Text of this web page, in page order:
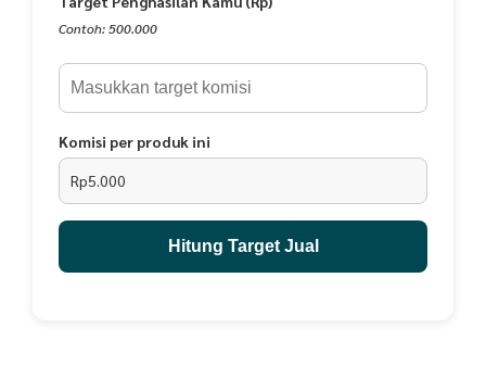
Contoh: 500.000
Komisi per produk ini
Rp5.000
Hitung Target Jual